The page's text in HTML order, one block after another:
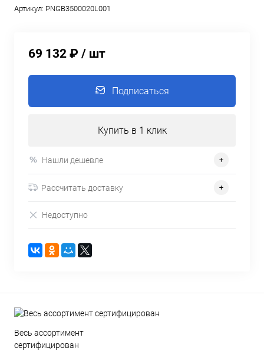
Артикул: PNGB3500020L001
69 132 ₽ / шт
Подписаться
Купить в 1 клик
Нашли дешевле
Рассчитать доставку
Недоступно
Весь ассортимент
сертифицирован